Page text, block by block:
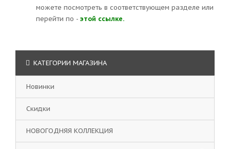
можете посмотреть в соответствующем разделе или
перейти по - этой ссылке.
КАТЕГОРИИ МАГАЗИНА
Новинки
Скидки
НОВОГОДНЯЯ КОЛЛЕКЦИЯ